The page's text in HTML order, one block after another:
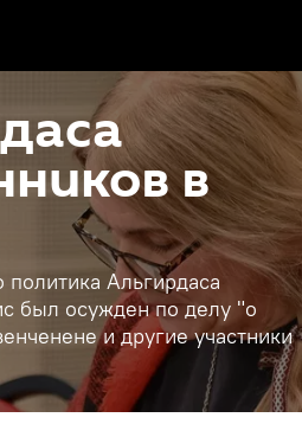
в
Альгирдаса
был осужден по делу "о
и другие участники